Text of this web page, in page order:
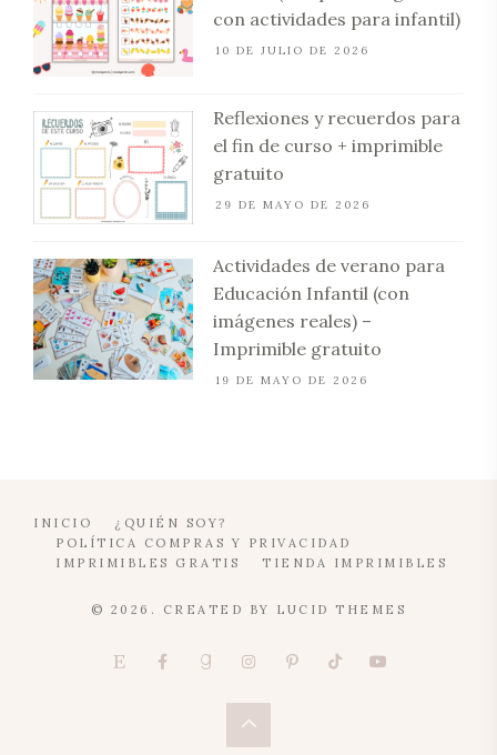
con actividades para infantil)
10 DE JULIO DE 2026
Reflexiones y recuerdos para
el fin de curso + imprimible
gratuito
29 DE MAYO DE 2026
Actividades de verano para
Educación Infantil (con
imágenes reales) –
Imprimible gratuito
19 DE MAYO DE 2026
INICIO
¿QUIÉN SOY?
POLÍTICA COMPRAS Y PRIVACIDAD
IMPRIMIBLES GRATIS
TIENDA IMPRIMIBLES
© 2026. CREATED BY LUCID THEMES